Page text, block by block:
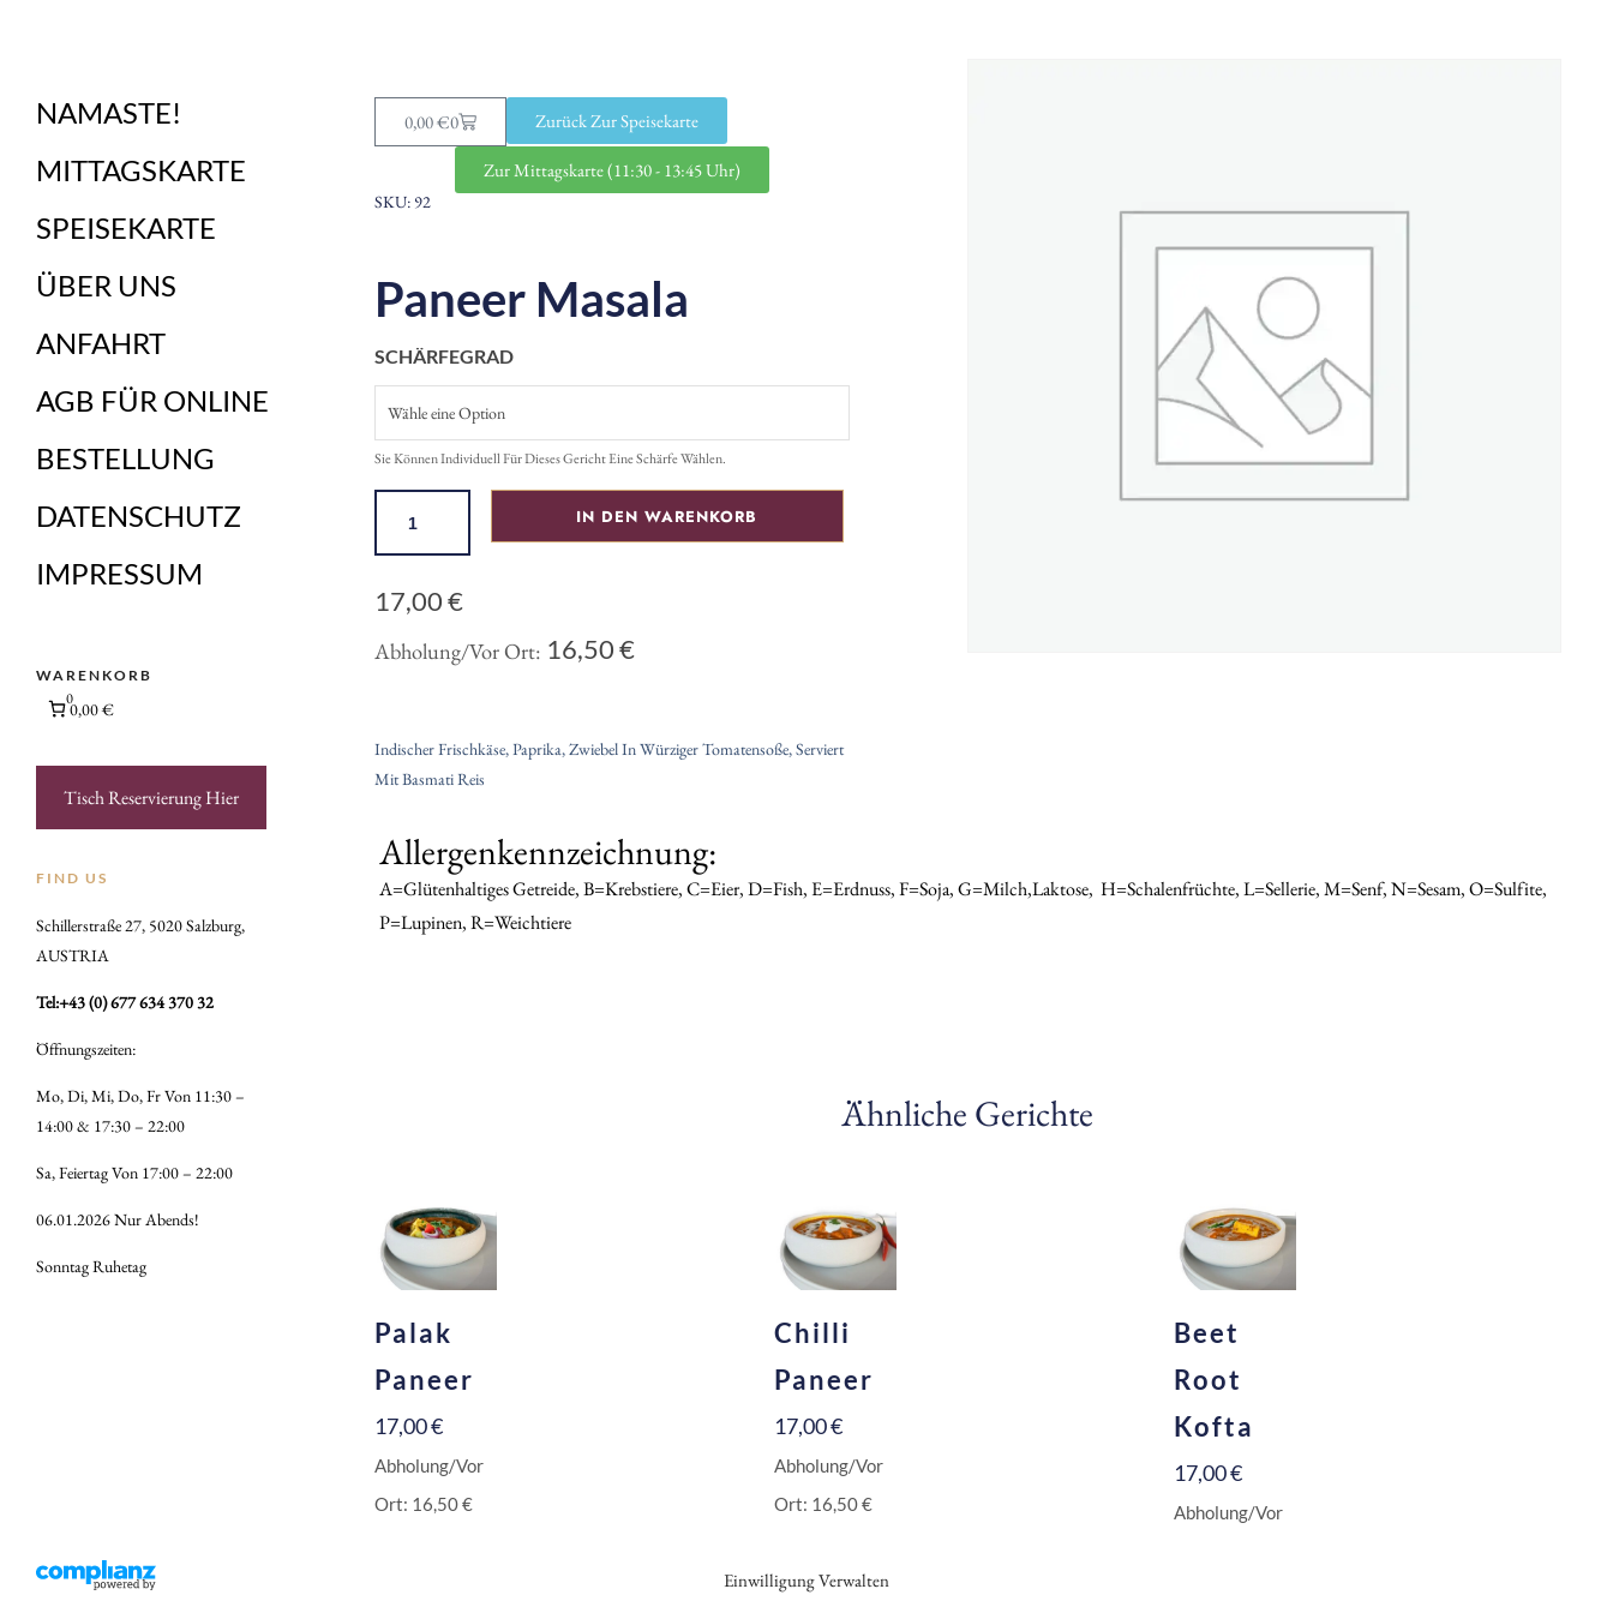
Einwilligung Verwalten
NAMASTE!
MITTAGSKARTE
SPEISEKARTE
ÜBER UNS
ANFAHRT
AGB FÜR ONLINE
BESTELLUNG
DATENSCHUTZ
IMPRESSUM
WARENKORB
00,00 €
Tisch Reservierung Hier
FIND US
Schillerstraße 27, 5020 Salzburg​,
AUSTRIA
Tel:+43 (0) 677 634 370 32
Öffnungszeiten:
Mo, Di, Mi, Do, Fr Von 11:30 –
14:00 & 17:30 – 22:00
Sa, Feiertag Von 17:00 – 22:00
06.01.2026 Nur Abends!
Sonntag Ruhetag​
0,00€0 Zurück Zur Speisekarte
Zur Mittagskarte (11:30 - 13:45 Uhr)
SKU: 92
Paneer Masala
SCHÄRFEGRAD
Sie Können Individuell Für Dieses Gericht Eine Schärfe Wählen.
IN DEN WARENKORB
17,00€
Abholung/Vor Ort: 16,50€
Indischer Frischkäse, Paprika, Zwiebel In Würziger Tomatensoße, Serviert
Mit Basmati Reis
Allergenkennzeichnung:
A=Glütenhaltiges Getreide, B=Krebstiere, C=Eier, D=Fish, E=Erdnuss, F=Soja, G=Milch,Laktose,H=schalenfrüchte, L=sellerie, M=senf, N=sesam, O=sulfite,
P=Lupinen, R=Weichtiere
Ähnliche Gerichte
Palak
Paneer
17,00€
Abholung/Vor
Ort: 16,50€
Chilli
Paneer
17,00€
Abholung/Vor
Ort: 16,50€
Zzgl.Versandkosten
Beet
Root
Kofta
17,00€
Abholung/Vor